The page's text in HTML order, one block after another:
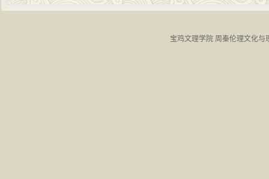
宝鸡文理学院 周秦伦理文化